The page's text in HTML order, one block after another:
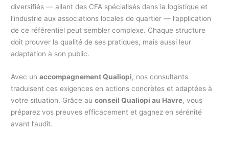
diversifiés — allant des CFA spécialisés dans la logistique et
l’industrie aux associations locales de quartier — l’application
de ce référentiel peut sembler complexe. Chaque structure
doit prouver la qualité de ses pratiques, mais aussi leur
adaptation à son public.
Avec unaccompagnement Qualiopi, nos consultants
traduisent ces exigences en actions concrètes et adaptées à
votre situation. Grâce auconseil Qualiopi au Havre, vous
préparez vos preuves efficacement et gagnez en sérénité
avant l’audit.